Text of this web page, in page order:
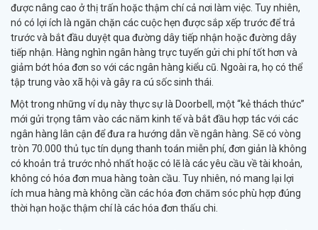
được nâng cao ở thị trấn hoặc thậm chí cả nơi làm việc. Tuy nhiên,
nó có lợi ích là ngăn chặn các cuộc hẹn được sắp xếp trước để trả
trước và bắt đầu duyệt qua đường dây tiếp nhận hoặc đường dây
tiếp nhận. Hàng nghìn ngân hàng trực tuyến gửi chi phí tốt hơn và
giảm bớt hóa đơn so với các ngân hàng kiểu cũ. Ngoài ra, họ có thể
tập trung vào xã hội và gây ra cú sốc sinh thái.
Một trong những ví dụ này thực sự là Doorbell, một “kẻ thách thức”
mới gửi trọng tâm vào các năm kinh tế và bắt đầu hợp tác với các
ngân hàng lân cận để đưa ra hướng dẫn về ngân hàng. Sẽ có vòng
tròn 70.000 thủ tục tín dụng thanh toán miễn phí, đơn giản là không
có khoản trả trước nhỏ nhất hoặc có lẽ là các yêu cầu về tài khoản,
không có hóa đơn mua hàng toàn cầu. Tuy nhiên, nó mang lại lợi
ích mua hàng mà không cần các hóa đơn chăm sóc phù hợp đúng
thời hạn hoặc thậm chí là các hóa đơn thấu chi.